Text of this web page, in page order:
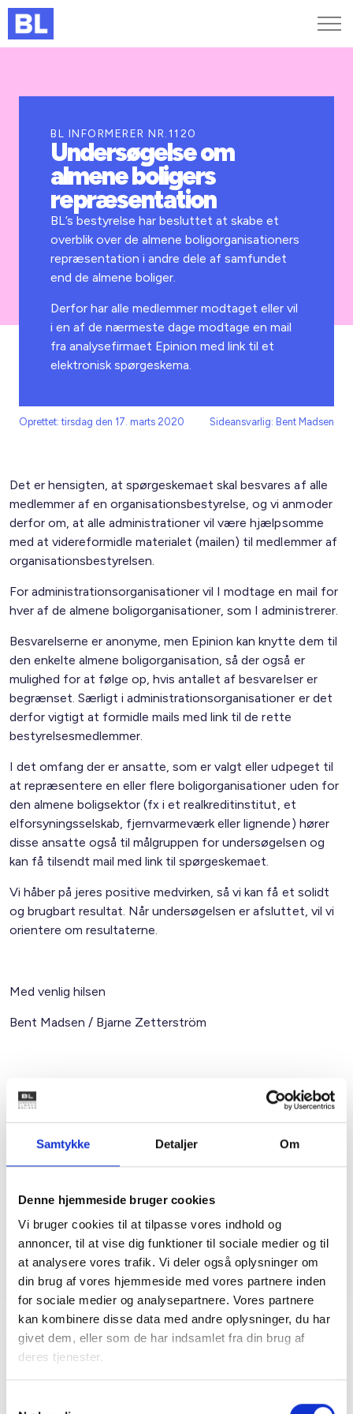
Samtykke Detaljer Om
Denne hjemmeside bruger cookies
Vi bruger cookies til at tilpasse vores indhold og
annoncer, til at vise dig funktioner til sociale medier og til
at analysere vores trafik. Vi deler også oplysninger om
din brug af vores hjemmeside med vores partnere inden
for sociale medier og analysepartnere. Vores partnere
kan kombinere disse data med andre oplysninger, du har
givet dem, eller som de har indsamlet fra din brug af
deres tjenester.
Kurser og arrangementer
Jobportalen
BL INFORMERER NR.1120
Undersøgelse om
almene boligers
repræsentation
BL’s bestyrelse har besluttet at skabe et
overblik over de almene boligorganisationers
repræsentation i andre dele af samfundet
end de almene boliger.
Derfor har alle medlemmer modtaget eller vil
i en af de nærmeste dage modtage en mail
fra analysefirmaet Epinion med link til et
elektronisk spørgeskema.
Oprettet: tirsdag den 17. marts 2020 Sideansvarlig: Bent Madsen
Det er hensigten, at spørgeskemaet skal besvares af alle
medlemmer af en organisationsbestyrelse, og vi anmoder
derfor om, at alle administrationer vil være hjælpsomme
med at videreformidle materialet (mailen) til medlemmer af
organisationsbestyrelsen.
For administrationsorganisationer vil I modtage en mail for
hver af de almene boligorganisationer, som I administrerer.
Besvarelserne er anonyme, men Epinion kan knytte dem til
den enkelte almene boligorganisation, så der også er
mulighed for at følge op, hvis antallet af besvarelser er
begrænset. Særligt i administrationsorganisationer er det
derfor vigtigt at formidle mails med link til de rette
bestyrelsesmedlemmer.
I det omfang der er ansatte, som er valgt eller udpeget til
at repræsentere en eller flere boligorganisationer uden for
den almene boligsektor (fx i et realkreditinstitut, et
elforsyningsselskab, fjernvarmeværk eller lignende) hører
disse ansatte også til målgruppen for undersøgelsen og
kan få tilsendt mail med link til spørgeskemaet.
Vi håber på jeres positive medvirken, så vi kan få et solidt
og brugbart resultat. Når undersøgelsen er afsluttet, vil vi
orientere om resultaterne.
Med venlig hilsen
Bent Madsen / Bjarne Zetterström
Kontakt
Bent Madsen
Mail: bma@bl.dk